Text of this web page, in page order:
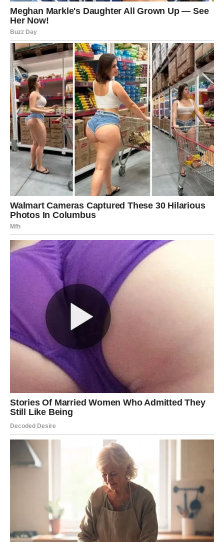
Pred vama su dani tokom kojih ćete konačno osjetiti
veliko olakšanje.
Jedna odluka ili promjena donose vam mnogo više mira i
sigurnosti.
Počinje mnogo sretnije poglavlje
Pred vama su veoma posebni trenuci.
VAGA
Zvijezde vam donose veoma romantičan i sudbinski
period.
Ako ste slobodni, moguće je poznanstvo koje odmah
djeluje posebno i iskreno.
Ljubav vam mijenja život
Pred vama su trenuci koje ćete dugo pamtiti.
ŠKORPIJA
Pred vama je veliki finansijski preokret.
Sve ono što je dugo bilo blokirano sada konačno dolazi
na svoje mjesto.
Sudbina vam vraća ono što zaslužujete